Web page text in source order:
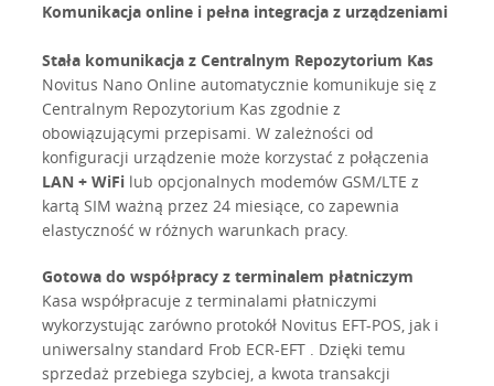
Komunikacja online i pełna integracja z urządzeniami
Stała komunikacja z Centralnym Repozytorium Kas
Novitus Nano Online automatycznie komunikuje się z
Centralnym Repozytorium Kas zgodnie z
obowiązującymi przepisami. W zależności od
konfiguracji urządzenie może korzystać z połączenia
LAN + WiFi lub opcjonalnych modemów GSM/LTE z
kartą SIM ważną przez 24 miesiące, co zapewnia
elastyczność w różnych warunkach pracy.
Gotowa do współpracy z terminalem płatniczym
Kasa współpracuje z terminalami płatniczymi
wykorzystując zarówno protokół Novitus EFT-POS, jak i
uniwersalny standard Frob ECR-EFT . Dzięki temu
sprzedaż przebiega szybciej, a kwota transakcji